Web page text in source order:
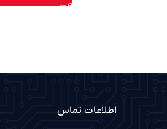
اطلاعات تماس